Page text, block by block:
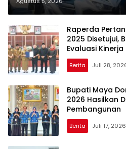
Raperda
2025 Disetujui,
Evaluasi Kinerja
Berita Juli 28,
Bupati Maya
2026 Hasilkan
Pembangunan
Berita Juli 17, 2026